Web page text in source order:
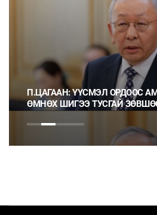
ҮҮСМЭЛ ОРДООС АМНАТ
ШИГЭЭ ТУСГАЙ